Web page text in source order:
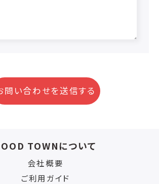
問い合わせを送信する
TOWNについて
会社概要
ご利用ガイド